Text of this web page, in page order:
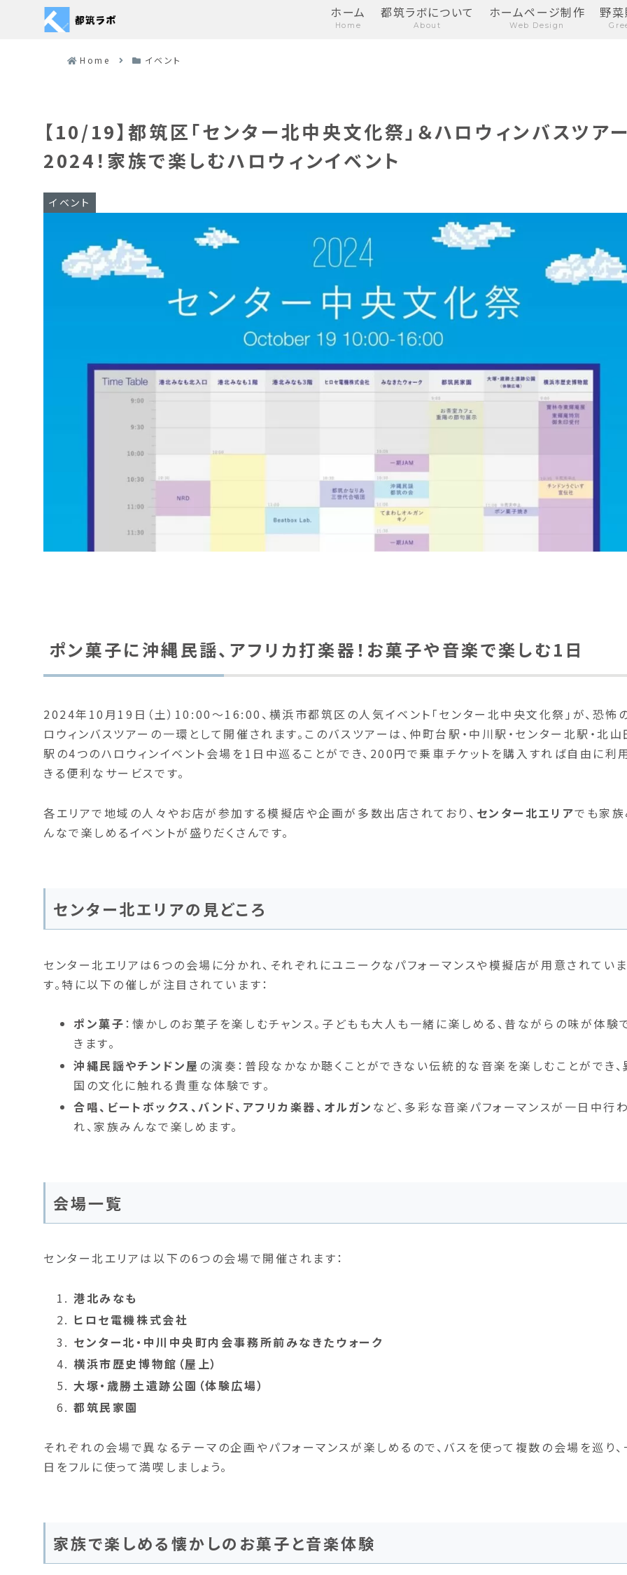
ホーム
Home
都筑ラボについて
About
ホームページ制作
Web Design
野菜
Home イベント
【10/19】都筑区「センター北中央文化祭」＆ハロウィンバスツアー
2024！家族で楽しむハロウィンイベント
イベント
ポン菓子に沖縄民謡、アフリカ打楽器！お菓子や音楽で楽しむ1日
2024年10月19日（土）10:00〜16:00、横浜市都筑区の人気イベント「センター北中央文化祭」が、恐怖
ロウィンバスツアーの一環として開催されます。このバスツアーは、仲町台駅・中川駅・センター北駅・北山
駅の4つのハロウィンイベント会場を1日中巡ることができ、200円で乗車チケットを購入すれば自由に利
きる便利なサービスです。
各エリアで地域の人々やお店が参加する模擬店や企画が多数出店されており、 センター北エリアでも家族
んなで楽しめるイベントが盛りだくさんです。
センター北エリアの見どころ
センター北エリアは6つの会場に分かれ、それぞれにユニークなパフォーマンスや模擬店が用意されていま
す。特に以下の催しが注目されています：
ポン菓子 ：懐かしのお菓子を楽しむチャンス。子どもも大人も一緒に楽しめる、昔ながらの味が体験
きます。
沖縄民謡やチンドン屋 の演奏：普段なかなか聴くことができない伝統的な音楽を楽しむことができ、
国の文化に触れる貴重な体験です。
合唱、ビートボックス、バンド、アフリカ楽器、オルガン など、多彩な音楽パフォーマンスが一日中行わ
れ、家族みんなで楽しめます。
会場一覧
センター北エリアは以下の6つの会場で開催されます：
港北みなも
ヒロセ電機株式会社
センター北・中川中央町内会事務所前みなきたウォーク
横浜市歴史博物館（屋上）
大塚・歳勝土遺跡公園（体験広場）
都筑民家園
それぞれの会場で異なるテーマの企画やパフォーマンスが楽しめるので、バスを使って複数の会場を巡り、
日をフルに使って満喫しましょう。
家族で楽しめる懐かしのお菓子と音楽体験